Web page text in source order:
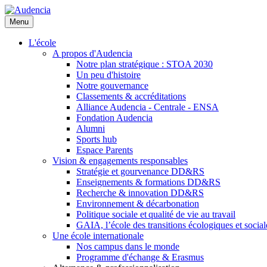
Aller
au
contenu
principal
Menu
L'école
A propos d'Audencia
Notre plan stratégique : STOA 2030
Un peu d'histoire
Notre gouvernance
Classements & accréditations
Alliance Audencia - Centrale - ENSA
Fondation Audencia
Alumni
Sports hub
Espace Parents
Vision & engagements responsables
Stratégie et gourvenance DD&RS
Enseignements & formations DD&RS
Recherche & innovation DD&RS
Environnement & décarbonation
Politique sociale et qualité de vie au travail
GAIA, l’école des transitions écologiques et
Une école internationale
Nos campus dans le monde
Programme d'échange & Erasmus